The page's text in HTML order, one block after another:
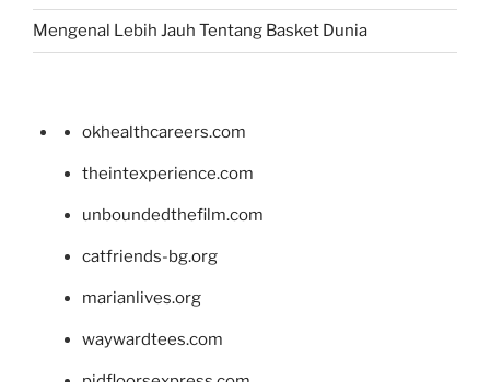
Mengenal Lebih Jauh Tentang Basket Dunia
okhealthcareers.com
theintexperience.com
unboundedthefilm.com
catfriends-bg.org
marianlives.org
waywardtees.com